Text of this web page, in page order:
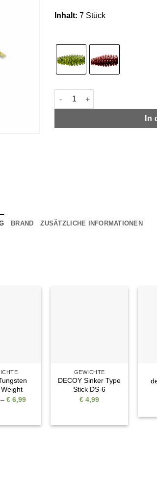
Inhalt: 7 Stück
Issei Bibibi Bug 3.2“ Menge
In
BRAND ZUSÄTZLICHE INFORMATIONEN
– €6,99Preisspanne:
GEWICHTE
DECOY Sinker Type
Stick DS-6
€ 4,99